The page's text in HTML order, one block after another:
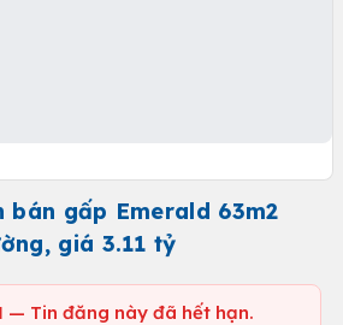
bán gấp Emerald 63m2
giá 3.11 tỷ
— Tin đăng này đã hết hạn.